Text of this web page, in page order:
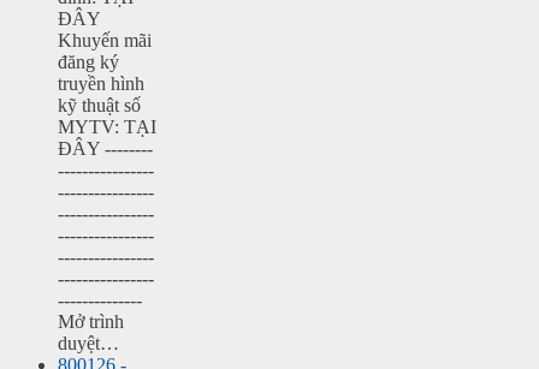
ĐÂY
Khuyến mãi
đăng ký
truyền hình
kỹ thuật số
MYTV: TẠI
ĐÂY --------
----------------
----------------
----------------
----------------
----------------
----------------
--------------
Mở trình
duyệt…
800126 -